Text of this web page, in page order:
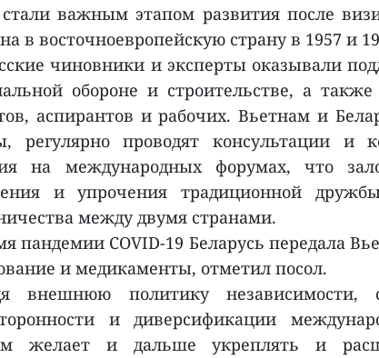
важным этапом развития после
в восточноевропейскую страну в 1957 и
чиновники и эксперты оказывали
обороне и строительстве, а
аспирантов и рабочих. Вьетнам и
регулярно проводят консультации и
на международных форумах, что
и упрочения традиционной
между двумя странами.
пандемии COVID-19 Беларусь передала
и медикаменты, отметил посол.
внешнюю политику независимости,
и диверсификации
желает и дальше укреплять и